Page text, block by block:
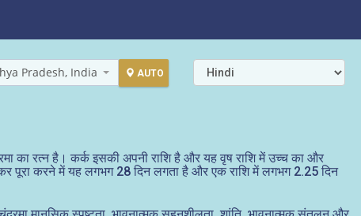
Pradesh, India AUTO
का रत्न है। कर्क इसकी अपनी राशि है और यह वृष राशि में उच्च का और
पूरा करने में यह लगभग 28 दिन लगता है और एक राशि में लगभग 2.25 दिन